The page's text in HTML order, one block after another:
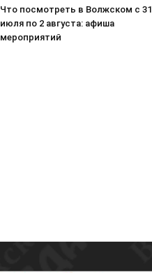
Что посмотреть в Волжском с 31
июля по 2 августа: афиша
мероприятий